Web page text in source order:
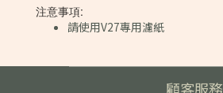
注意事項:
請使用V27專用濾紙
顧客服務